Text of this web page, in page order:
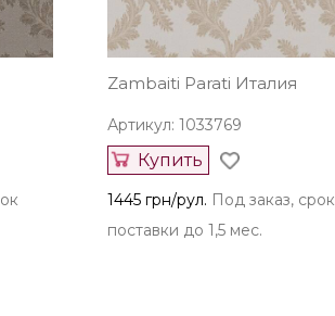
Zambaiti Parati Италия
Артикул: 1033769
Купить
1445 грн/рул. Под заказ, срок
поставки до 1,5 мес.